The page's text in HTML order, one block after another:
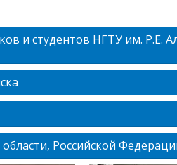
и студентов НГТУ им. Р.Е.
Российской